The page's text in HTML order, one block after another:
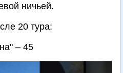
ничьей.
20 тура:
– 45